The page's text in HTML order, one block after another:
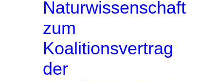
Naturwissenschaft
zum
Koalitionsvertrag
der